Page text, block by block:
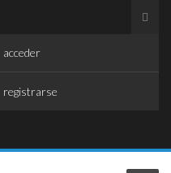
acceder
registrarse